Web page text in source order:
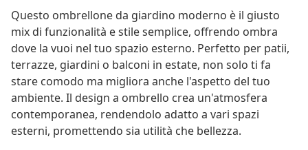
Questo ombrellone da giardino moderno è il giusto
mix di funzionalità e stile semplice, offrendo ombra
dove la vuoi nel tuo spazio esterno. Perfetto per patii,
terrazze, giardini o balconi in estate, non solo ti fa
stare comodo ma migliora anche l'aspetto del tuo
ambiente. Il design a ombrello crea un'atmosfera
contemporanea, rendendolo adatto a vari spazi
esterni, promettendo sia utilità che bellezza.